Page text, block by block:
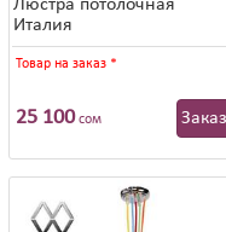
Люстра потолочная
Италия
Товар на заказ *
25 100сом